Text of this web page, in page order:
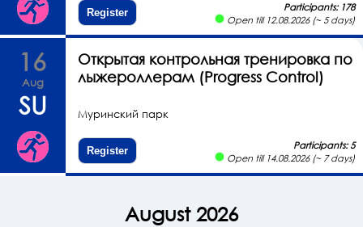
Register
Participants: 178
Open till 12.08.2026 (~ 5 days)
16
Aug
SU
Открытая контрольная тренировка по
лыжероллерам (Progress Control)
Муринский парк
Register
Participants: 5
Open till 14.08.2026 (~ 7 days)
August 2026